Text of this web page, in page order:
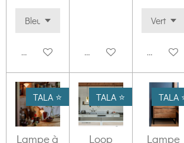
Ajouter au panierAjouter au panierAjouter
TALA ⭐️
Lampe à
TALA ⭐️
Loop
TALA
Lampe